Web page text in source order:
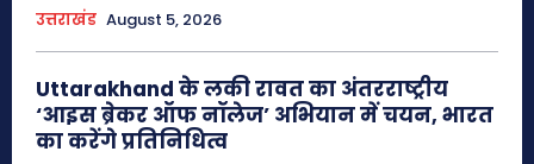
उत्तराखंड August 5, 2026
Uttarakhand के लकी रावत का अंतरराष्ट्रीय
‘आइस ब्रेकर ऑफ नॉलेज’ अभियान में चयन, भारत
का करेंगे प्रतिनिधित्व